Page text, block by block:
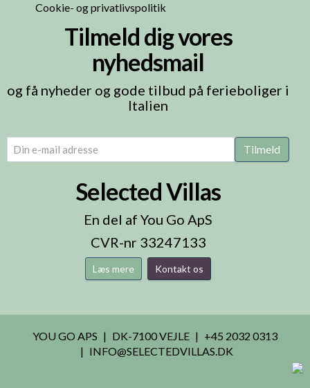
Cookie- og privatlivspolitik
Tilmeld dig vores
nyhedsmail
og få nyheder og gode tilbud på ferieboliger i
Italien
email (Påkrævet) Tilmeld
Selected Villas
En del af You Go ApS
CVR-nr 33247133
Læs mere Kontakt os
YOU GO APS DK-7100 VEJLE
+45 2032 0313
INFO@SELECTEDVILLAS.DK